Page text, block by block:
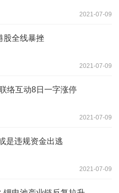
2021-07-09
股全线暴挫
2021-07-09
络互动8日一字涨停
2021-07-09
是违规资金出逃
2021-07-09